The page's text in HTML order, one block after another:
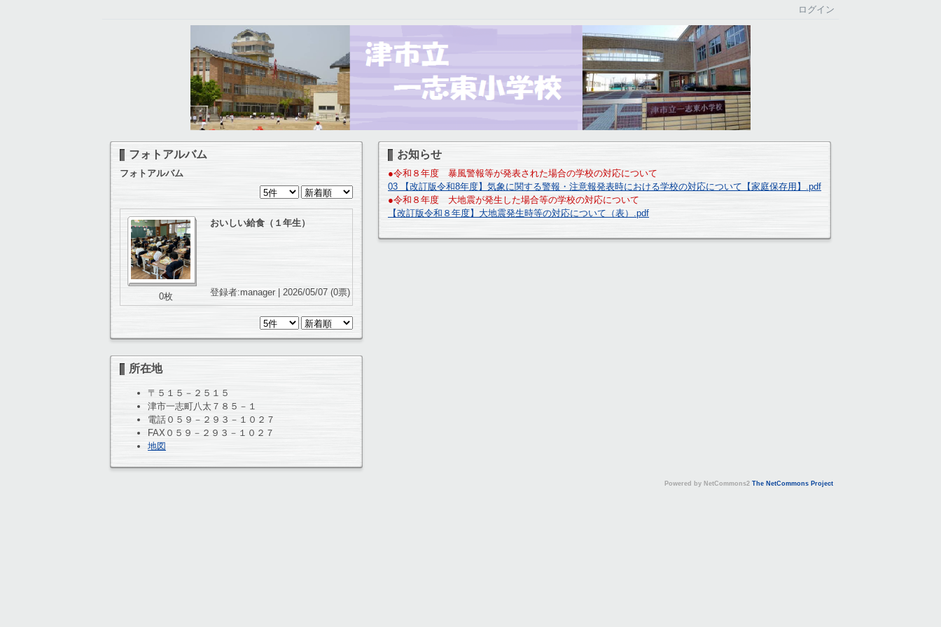
ログイン
フォトアルバム
フォトアルバム
0枚
おいしい給食（１年生）
登録者:manager | 2026/05/07 (0票)
所在地
〒５１５－２５１５
津市一志町八太７８５－１
電話０５９－２９３－１０２７
FAX０５９－２９３－１０２７
地図
お知らせ
●令和８年度 暴風警報等が発表された場合の学校の対応について
03 【改訂版令和8年度】気象に関する警報・注意報発表時における学校の対応について【家庭保存用】.pdf
●令和８年度 大地震が発生した場合等の学校の対応について
【改訂版令和８年度】大地震発生時等の対応について（表）.pdf
Powered by NetCommons2 The NetCommons Project